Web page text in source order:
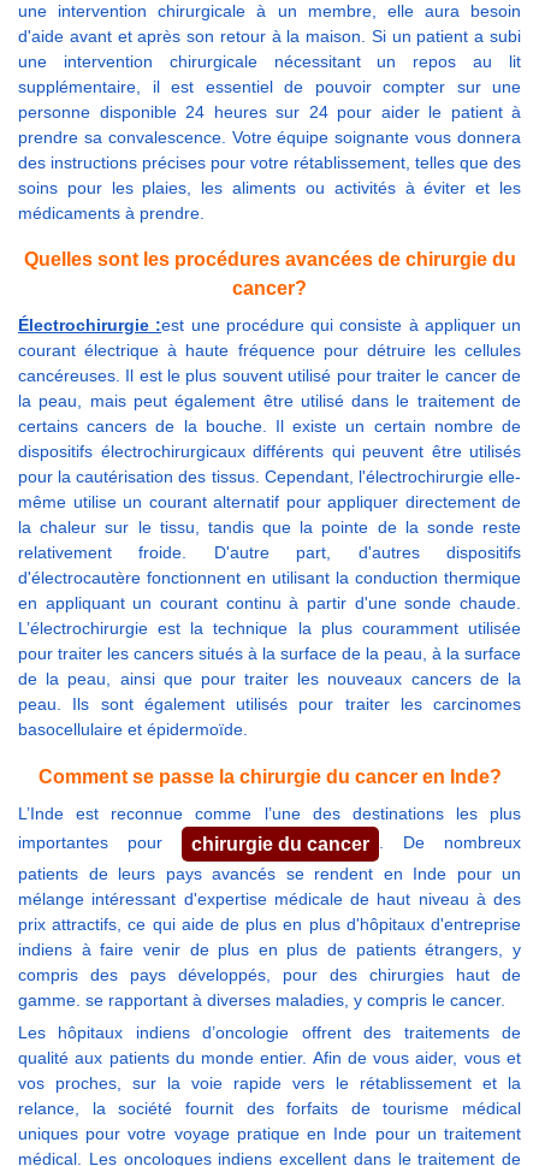
une intervention chirurgicale à un membre, elle aura besoin
d'aide avant et après son retour à la maison. Si un patient a subi
une intervention chirurgicale nécessitant un repos au lit
supplémentaire, il est essentiel de pouvoir compter sur une
personne disponible 24 heures sur 24 pour aider le patient à
prendre sa convalescence. Votre équipe soignante vous donnera
des instructions précises pour votre rétablissement, telles que des
soins pour les plaies, les aliments ou activités à éviter et les
médicaments à prendre.
Quelles sont les procédures avancées de chirurgie du
cancer?
Électrochirurgie :est une procédure qui consiste à appliquer un
courant électrique à haute fréquence pour détruire les cellules
cancéreuses. Il est le plus souvent utilisé pour traiter le cancer de
la peau, mais peut également être utilisé dans le traitement de
certains cancers de la bouche. Il existe un certain nombre de
dispositifs électrochirurgicaux différents qui peuvent être utilisés
pour la cautérisation des tissus. Cependant, l'électrochirurgie elle-
même utilise un courant alternatif pour appliquer directement de
la chaleur sur le tissu, tandis que la pointe de la sonde reste
relativement froide. D'autre part, d'autres dispositifs
d'électrocautère fonctionnent en utilisant la conduction thermique
en appliquant un courant continu à partir d'une sonde chaude.
L’électrochirurgie est la technique la plus couramment utilisée
pour traiter les cancers situés à la surface de la peau, à la surface
de la peau, ainsi que pour traiter les nouveaux cancers de la
peau. Ils sont également utilisés pour traiter les carcinomes
basocellulaire et épidermoïde.
Comment se passe la chirurgie du cancer en Inde?
L’Inde est reconnue comme l’une des destinations les plus
importantes pour
chirurgie du cancer
. De nombreux
patients de leurs pays avancés se rendent en Inde pour un
mélange intéressant d'expertise médicale de haut niveau à des
prix attractifs, ce qui aide de plus en plus d'hôpitaux d'entreprise
indiens à faire venir de plus en plus de patients étrangers, y
compris des pays développés, pour des chirurgies haut de
gamme. se rapportant à diverses maladies, y compris le cancer.
Les hôpitaux indiens d’oncologie offrent des traitements de
qualité aux patients du monde entier. Afin de vous aider, vous et
vos proches, sur la voie rapide vers le rétablissement et la
relance, la société fournit des forfaits de tourisme médical
uniques pour votre voyage pratique en Inde pour un traitement
médical. Les oncologues indiens excellent dans le traitement de